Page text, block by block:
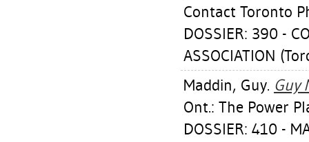
Contact Toronto
DOSSIER: 390 -
ASSOCIATION
Maddin, Guy. Guy
Ont.: The Power
DOSSIER: 410 -